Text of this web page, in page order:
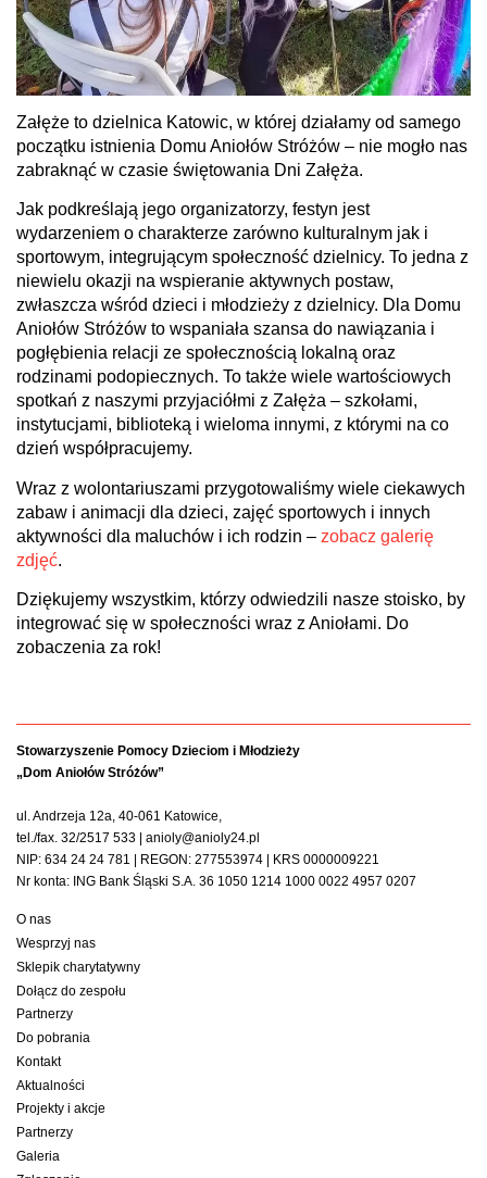
Załęże to dzielnica Katowic, w której działamy od samego
początku istnienia Domu Aniołów Stróżów – nie mogło nas
zabraknąć w czasie świętowania Dni Załęża.
Jak podkreślają jego organizatorzy, festyn jest
wydarzeniem o charakterze zarówno kulturalnym jak i
sportowym, integrującym społeczność dzielnicy. To jedna z
niewielu okazji na wspieranie aktywnych postaw,
zwłaszcza wśród dzieci i młodzieży z dzielnicy. Dla Domu
Aniołów Stróżów to wspaniała szansa do nawiązania i
pogłębienia relacji ze społecznością lokalną oraz
rodzinami podopiecznych. To także wiele wartościowych
spotkań z naszymi przyjaciółmi z Załęża – szkołami,
instytucjami, biblioteką i wieloma innymi, z którymi na co
dzień współpracujemy.
Wraz z wolontariuszami przygotowaliśmy wiele ciekawych
zabaw i animacji dla dzieci, zajęć sportowych i innych
aktywności dla maluchów i ich rodzin – zobacz galerię
zdjęć.
Dziękujemy wszystkim, którzy odwiedzili nasze stoisko, by
integrować się w społeczności wraz z Aniołami. Do
zobaczenia za rok!
Stowarzyszenie Pomocy Dzieciom i Młodzieży
„Dom Aniołów Stróżów”
ul. Andrzeja 12a, 40-061 Katowice,
tel./fax. 32/2517 533 | anioly@anioly24.pl
NIP: 634 24 24 781 | REGON: 277553974 | KRS 0000009221
Nr konta: ING Bank Śląski S.A. 36 1050 1214 1000 0022 4957 0207
O nas
Wesprzyj nas
Sklepik charytatywny
Dołącz do zespołu
Partnerzy
Do pobrania
Kontakt
Aktualności
Projekty i akcje
Partnerzy
Galeria